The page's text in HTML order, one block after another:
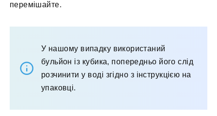
перемішайте.
У нашому випадку використаний
бульйон із кубика, попередньо його слід
розчинити у воді згідно з інструкцією на
упаковці.